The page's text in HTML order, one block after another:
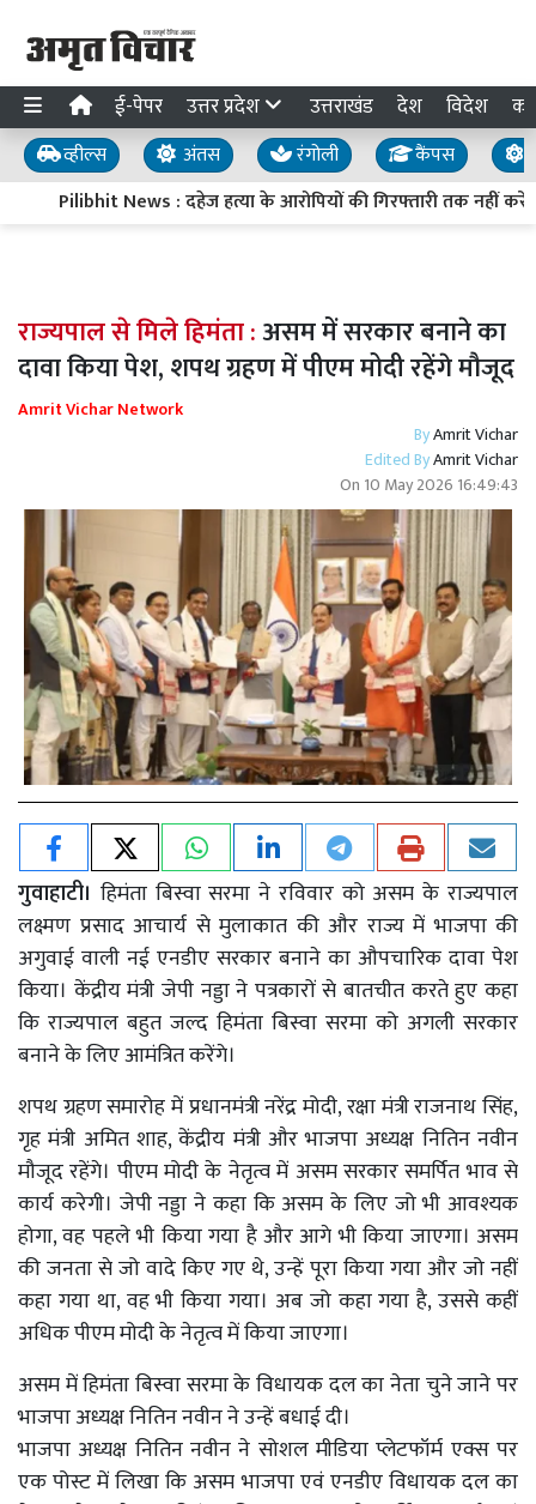
ई-पेपर उत्तर प्रदेश उत्तराखंड देश विदेश
व्हील्स अंतस रंगोली कैंपस
Pilibhit News : दहेज हत्या के आरोपियों की गिरफ्तारी तक नहीं
राज्यपाल से मिले हिमंता :असम में सरकार बनाने का
दावा किया पेश, शपथ ग्रहण में पीएम मोदी रहेंगे मौजूद
Amrit Vichar Network
ByAmrit Vichar
Edited ByAmrit Vichar
On 10 May 2026 16:49:43
गुवाहाटी। हिमंता बिस्वा सरमा ने रविवार को असम के राज्यपाल
लक्ष्मण प्रसाद आचार्य से मुलाकात की और राज्य में भाजपा की
अगुवाई वाली नई एनडीए सरकार बनाने का औपचारिक दावा पेश
किया। केंद्रीय मंत्री जेपी नड्डा ने पत्रकारों से बातचीत करते हुए कहा
कि राज्यपाल बहुत जल्द हिमंता बिस्वा सरमा को अगली सरकार
बनाने के लिए आमंत्रित करेंगे।
शपथ ग्रहण समारोह में प्रधानमंत्री नरेंद्र मोदी, रक्षा मंत्री राजनाथ सिंह,
गृह मंत्री अमित शाह, केंद्रीय मंत्री और भाजपा अध्यक्ष नितिन नवीन
मौजूद रहेंगे। पीएम मोदी के नेतृत्व में असम सरकार समर्पित भाव से
कार्य करेगी। जेपी नड्डा ने कहा कि असम के लिए जो भी आवश्यक
होगा, वह पहले भी किया गया है और आगे भी किया जाएगा। असम
की जनता से जो वादे किए गए थे, उन्हें पूरा किया गया और जो नहीं
कहा गया था, वह भी किया गया। अब जो कहा गया है, उससे कहीं
अधिक पीएम मोदी के नेतृत्व में किया जाएगा।
असम में हिमंता बिस्वा सरमा के विधायक दल का नेता चुने जाने पर
भाजपा अध्यक्ष नितिन नवीन ने उन्हें बधाई दी।
भाजपा अध्यक्ष नितिन नवीन ने सोशल मीडिया प्लेटफॉर्म एक्स पर
एक पोस्ट में लिखा कि असम भाजपा एवं एनडीए विधायक दल का